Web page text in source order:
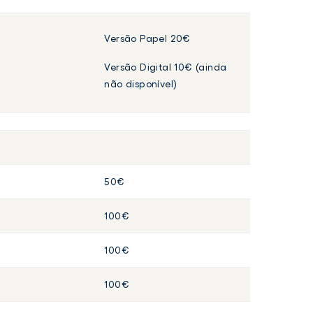
Versão Papel 20€
Versão Digital 10€ (ainda
não disponível)
50€
100€
100€
100€